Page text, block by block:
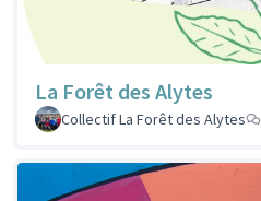
La Forêt des Alytes
Collectif La Forêt des Alytes